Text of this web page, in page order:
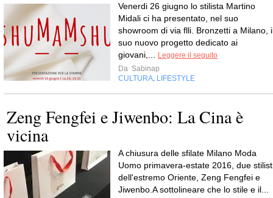
Venerdi 26 giugno lo stilista Martino
Midali ci ha presentato, nel suo
showroom di via flli. Bronzetti a Milano,
suo nuovo progetto dedicato ai
giovani,...
Leggere il seguito
Da Sabinap
CULTURA LIFESTYLE
Zeng Fengfei e Jiwenbo: La Cina è
vicina
A chiusura delle sfilate Milano Moda
Uomo primavera-estate 2016, due
dell'estremo Oriente, Zeng Fengfei e
Jiwenbo.A sottolineare che lo stile e il...